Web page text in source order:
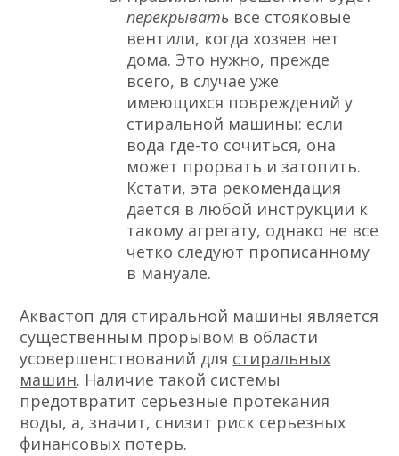
перекрывать все стояковые
вентили, когда хозяев нет
дома. Это нужно, прежде
всего, в случае уже
имеющихся повреждений у
стиральной машины: если
вода где-то сочиться, она
может прорвать и затопить.
Кстати, эта рекомендация
дается в любой инструкции к
такому агрегату, однако не все
четко следуют прописанному
в мануале.
Аквастоп для стиральной машины является
существенным прорывом в области
усовершенствований для стиральных
машин. Наличие такой системы
предотвратит серьезные протекания
воды, а, значит, снизит риск серьезных
финансовых потерь.